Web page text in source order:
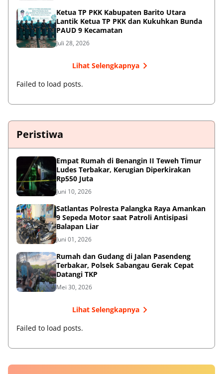
Ketua TP PKK Kabupaten Barito Utara
Lantik Ketua TP PKK dan Kukuhkan Bunda
PAUD 9 Kecamatan
Juli 28, 2026
Lihat Selengkapnya
Failed to load posts.
Peristiwa
Empat Rumah di Benangin II Teweh Timur
Ludes Terbakar, Kerugian Diperkirakan
Rp550 Juta
Juni 10, 2026
Satlantas Polresta Palangka Raya Amankan
9 Sepeda Motor saat Patroli Antisipasi
Balapan Liar
Juni 01, 2026
Rumah dan Gudang di Jalan Pasendeng
Terbakar, Polsek Sabangau Gerak Cepat
Datangi TKP
Mei 30, 2026
Lihat Selengkapnya
Failed to load posts.